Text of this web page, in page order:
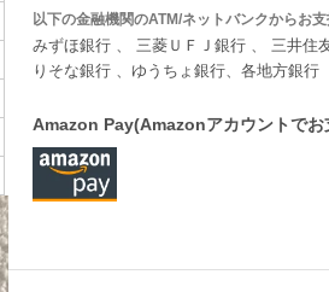
以下の金融機関のATM/ネットバンクからお
みずほ銀行 、 三菱ＵＦＪ銀行 、 三井住
りそな銀行 、ゆうちょ銀行、各地方銀行
Amazon Pay(Amazonアカウントでお